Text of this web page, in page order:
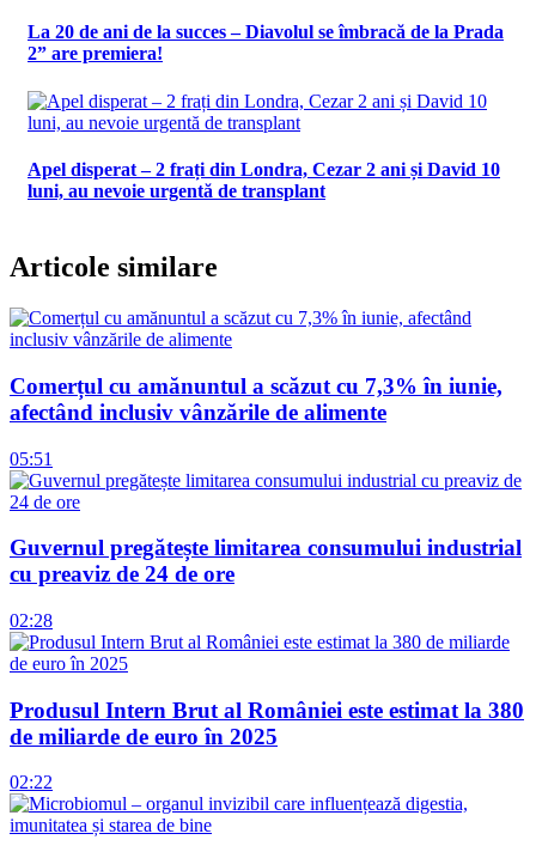
La 20 de ani de la succes – Diavolul se îmbracă de la Prada
2” are premiera!
Apel disperat – 2 frați din Londra, Cezar 2 ani și David 10
luni, au nevoie urgentă de transplant
Articole similare
Comerțul cu amănuntul a scăzut cu 7,3% în iunie,
afectând inclusiv vânzările de alimente
05:51
Guvernul pregătește limitarea consumului industrial
cu preaviz de 24 de ore
02:28
Produsul Intern Brut al României este estimat la 380
de miliarde de euro în 2025
02:22